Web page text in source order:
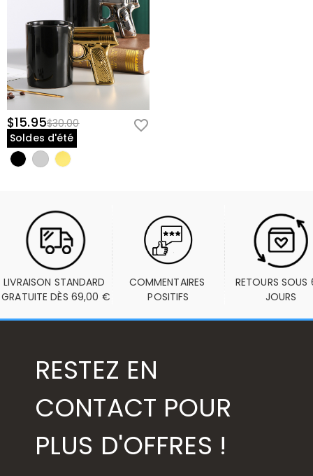
$15.95$30.00
Soldes d'été
LIVRAISON STANDARD
GRATUITE DÈS 69,00 €
COMMENTAIRES
POSITIFS
RETOURS SOUS
JOURS
RESTEZ EN
CONTACT POUR
PLUS D'OFFRES !